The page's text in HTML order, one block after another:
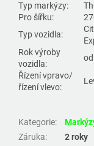
Typ markýzy:
Pro šířku:
Typ vozidla:
Rok výroby
vozidla:
Řízení vpravo/
řízení vlevo:
Kategorie:
Záruka:
2 roky